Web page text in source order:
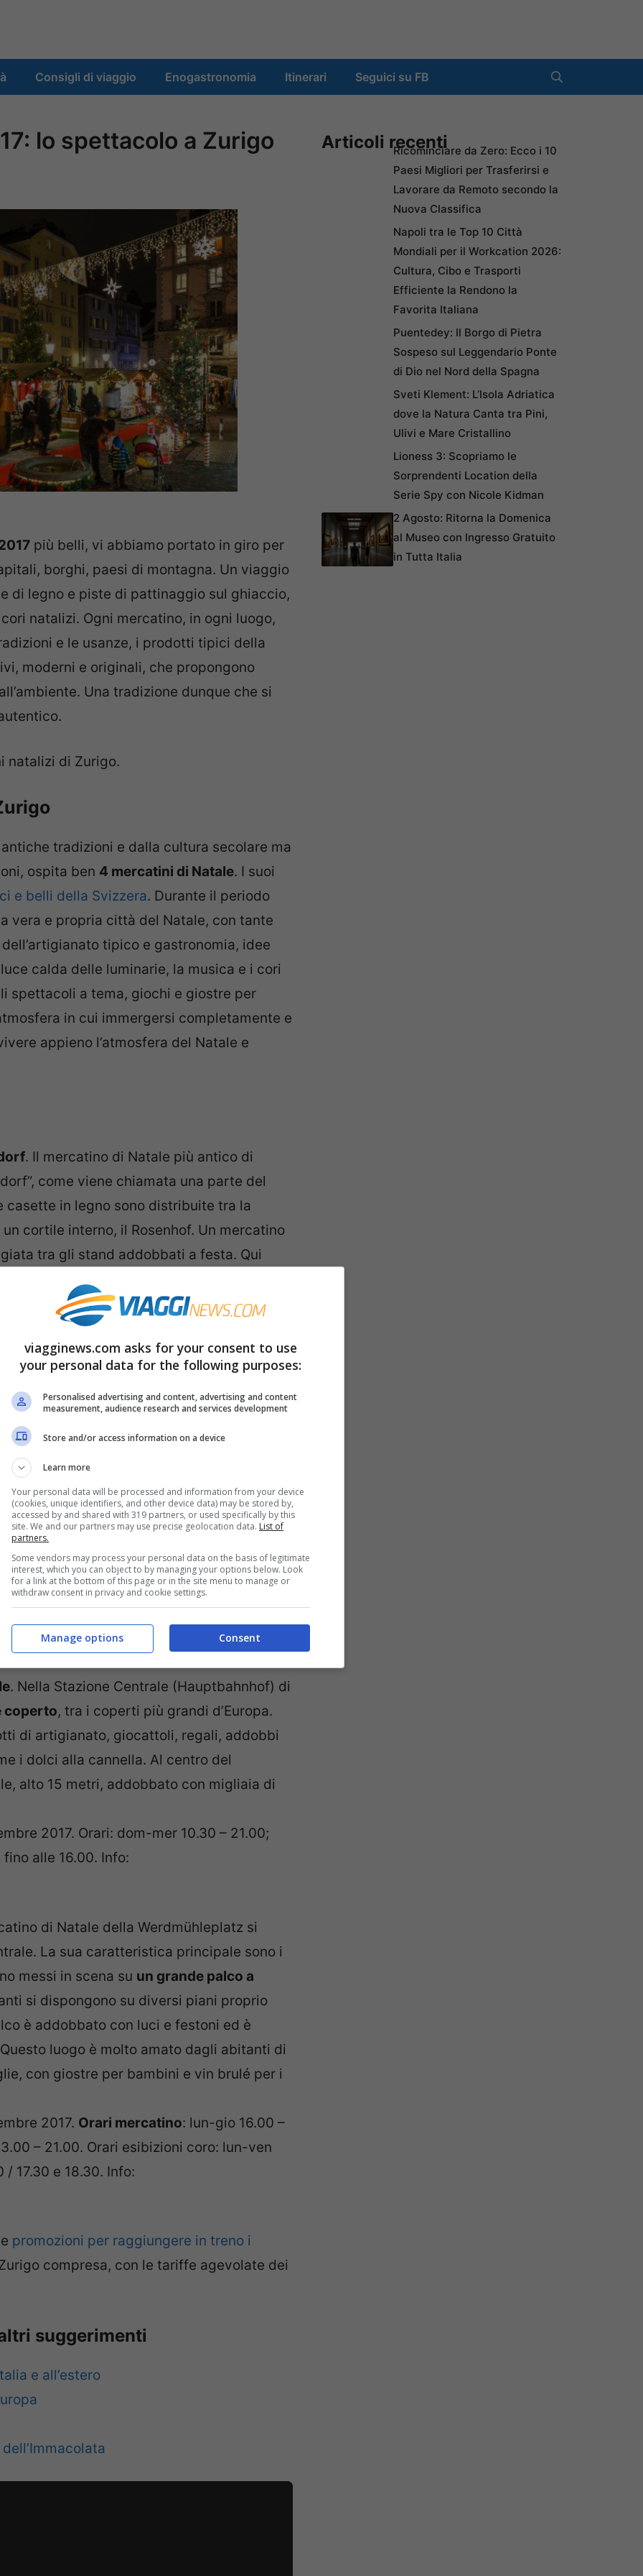
Consigli di viaggio Enogastronomia Itinerari Seguici su FB
lo spettacolo a Zurigo
più belli, vi abbiamo portato in giro per
borghi, paesi di montagna. Un viaggio
di legno e piste di pattinaggio sul ghiaccio,
natalizi. Ogni mercatino, in ogni luogo,
e le usanze, i prodotti tipici della
moderni e originali, che propongono
Una tradizione dunque che si
natalizi di Zurigo.
tradizioni e dalla cultura secolare ma
ospita ben 4 mercatini di Natale. I suoi
e belli della Svizzera. Durante il periodo
vera e propria città del Natale, con tante
tipico e gastronomia, idee
calda delle luminarie, la musica e i cori
spettacoli a tema, giochi e giostre per
in cui immergersi completamente e
appieno l’atmosfera del Natale e
. Il mercatino di Natale più antico di
come viene chiamata una parte del
in legno sono distribuite tra la
cortile interno, il Rosenhof. Un mercatino
tra gli stand addobbati a festa. Qui
di artigianato all’abbigliamento. Non
enogastronomiche.
2017.Orari
sab 11.00 – 22.00; dom 11.00 – 20.00; il
weihnachtsmarkt
si trova uno dei mercatini di
un vero e proprio villaggio natalizio, con
pista di pattinaggio su ghiaccio. Il
artistico, gioielli, prodotti di design,
attività e animazioni per bambini. Ampia
e vin brulè.
2017.Orari: lun-sab 11.00 – 22.00;
gli stand gastronomici. Info:
. Nella Stazione Centrale (Hauptbahnhof) di
coperto, tra i coperti più grandi d’Europa.
di artigianato, giocattoli, regali, addobbi
i dolci alla cannella. Al centro del
alto 15 metri, addobbato con migliaia di
2017. Orari: dom-mer 10.30 – 21.00;
alle 16.00. Info:
di Natale della Werdmühleplatz si
La sua caratteristica principale sono i
messi in scena su un grande palco a
si dispongono su diversi piani proprio
è addobbato con luci e festoni ed è
luogo è molto amato dagli abitanti di
con giostre per bambini e vin brulé per i
2017. Orari mercatino: lun-gio 16.00 –
– 21.00. Orari esibizioni coro: lun-ven
/ 17.30 e 18.30. Info:
promozioni per raggiungere in treno i
compresa, con le tariffe agevolate dei
suggerimenti
e all’estero
Articoli recentiRicominciare da Zero: Ecco i 10
Paesi Migliori per Trasferirsi e
Lavorare da Remoto secondo la
Nuova Classifica
Napoli tra le Top 10 Città
Mondiali per il Workcation 2026:
Cultura, Cibo e Trasporti
Efficiente la Rendono la
Favorita Italiana
Puentedey: Il Borgo di Pietra
Sospeso sul Leggendario Ponte
di Dio nel Nord della Spagna
Sveti Klement: L’Isola Adriatica
dove la Natura Canta tra Pini,
Ulivi e Mare Cristallino
Lioness 3: Scopriamo le
Sorprendenti Location della
Serie Spy con Nicole Kidman
2 Agosto: Ritorna la Domenica
al Museo con Ingresso Gratuito
in Tutta Italia
viagginews.com asks for your consent to use
your personal data for the following purposes:
Personalised advertising and content, advertising and content
measurement, audience research and services development
Store and/or access information on a device
Learn more
Your personal data will be processed and information from your device
(cookies, unique identifiers, and other device data) may be stored by,
accessed by and shared with 319 partners, or used specifically by this
site. We and our partners may use precise geolocation data. List of
partners.
Some vendors may process your personal data on the basis of legitimate
interest, which you can object to by managing your options below. Look
for a link at the bottom of this page or in the site menu to manage or
withdraw consent in privacy and cookie settings.
Consent
Manage options